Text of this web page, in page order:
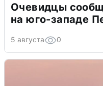
Очевидцы
на юго-западе
5 августа 0